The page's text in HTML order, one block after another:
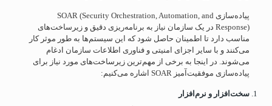
پیاده‌سازی SOAR (Security Orchestration, Automation, and
Response) در یک سازمان نیاز به برنامه‌ریزی دقیق و زیرساخت‌های
مناسب دارد تا اطمینان حاصل شود که این سیستم‌ها به طور موثر کار
می‌کنند و با سایر اجزای امنیتی و فناوری اطلاعات سازمان ادغام
می‌شوند. در اینجا به برخی از مهم‌ترین زیرساخت‌های مورد نیاز برای
پیاده‌سازی موفقیت‌آمیز SOAR اشاره می‌کنیم:
سخت‌افزار و نرم‌افزار